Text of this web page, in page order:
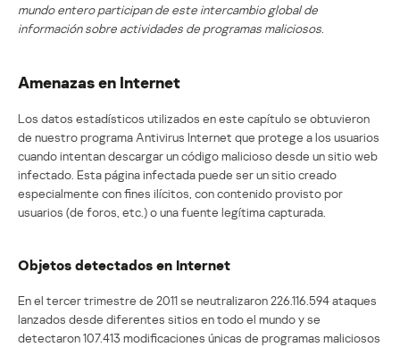
mundo entero participan de este intercambio global de
información sobre actividades de programas maliciosos.
Amenazas en Internet
Los datos estadísticos utilizados en este capítulo se obtuvieron
de nuestro programa Antivirus Internet que protege a los usuarios
cuando intentan descargar un código malicioso desde un sitio web
infectado. Esta página infectada puede ser un sitio creado
especialmente con fines ilícitos, con contenido provisto por
usuarios (de foros, etc.) o una fuente legítima capturada.
Objetos detectados en Internet
En el tercer trimestre de 2011 se neutralizaron 226.116.594 ataques
lanzados desde diferentes sitios en todo el mundo y se
detectaron 107.413 modificaciones únicas de programas maliciosos